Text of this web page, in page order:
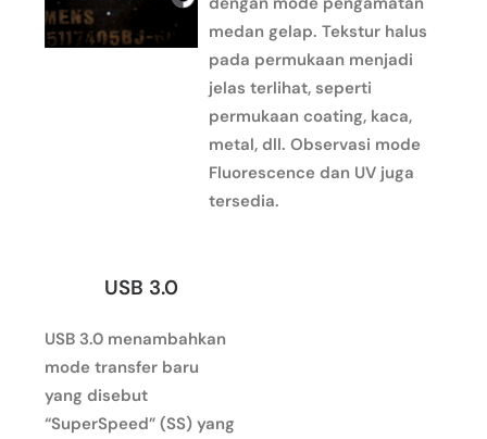
medan gelap. Tekstur halus
pada permukaan menjadi
jelas terlihat, seperti
permukaan coating, kaca,
metal, dll. Observasi mode
Fluorescence dan UV juga
tersedia.
USB 3.0
USB 3.0 menambahkan
mode transfer baru
yang disebut
“SuperSpeed” (SS) yang